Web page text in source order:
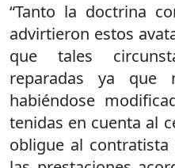
“Tanto la doctrina
advirtieron estos
que tales
reparadas ya
habiéndose
tenidas en cuenta al
obligue al